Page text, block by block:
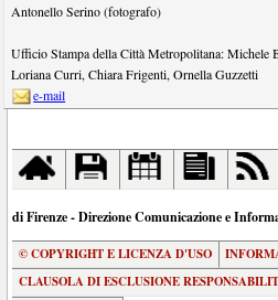
Antonello Serino (fotografo)
Ufficio Stampa della Città Metropolitana:Michele
Loriana Curri,Chiara Frigenti,Ornella Guzzetti
e-mail
di Firenze - Direzione Comunicazione e
© COPYRIGHT E LICENZA D'USO
CLAUSOLA DI ESCLUSIONE